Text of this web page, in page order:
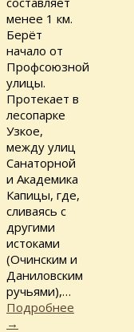
менее 1 км.
Берёт
начало от
Профсоюзной
улицы.
Протекает в
лесопарке
Узкое,
между улиц
Санаторной
и Академика
Капицы, где,
сливаясь с
другими
истоками
(Очинским и
Даниловским
ручьями),…
Подробнее
→